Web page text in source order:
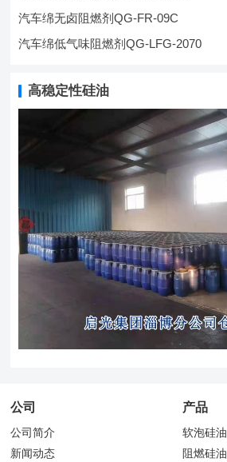
汽车绵无卤阻燃剂QG-FR-09C
汽车绵低气味阻燃剂QG-LFG-2070
高稳定性硅油
公司
公司简介
新闻动态
产品
软泡硅油
阻燃硅油